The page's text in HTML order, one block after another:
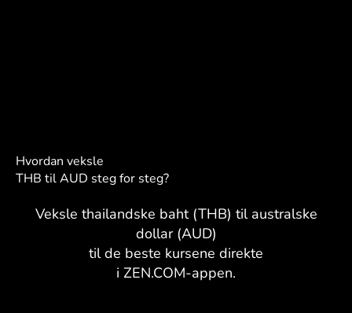
Hvordan veksle
THB til AUD steg for steg?
Veksle thailandske baht (THB) til australske
dollar (AUD)
til de beste kursene direkte
i ZEN.COM-appen.